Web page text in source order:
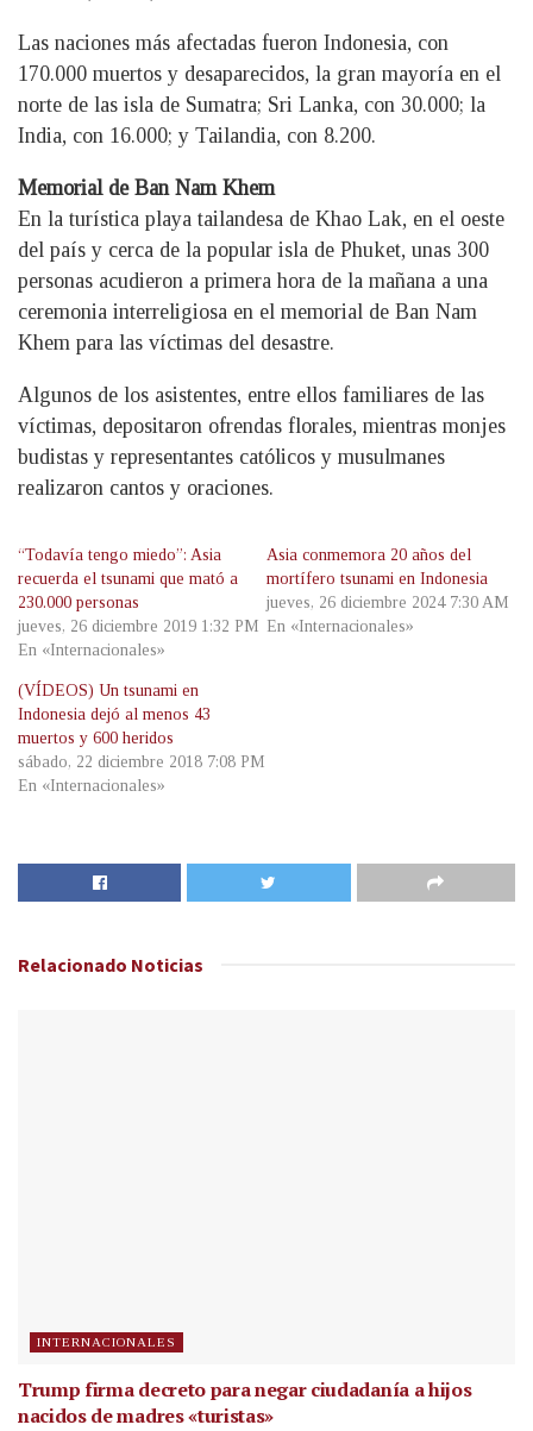
Las naciones más afectadas fueron Indonesia, con
170.000 muertos y desaparecidos, la gran mayoría en el
norte de las isla de Sumatra; Sri Lanka, con 30.000; la
India, con 16.000; y Tailandia, con 8.200.
Memorial de Ban Nam Khem
En la turística playa tailandesa de Khao Lak, en el oeste
del país y cerca de la popular isla de Phuket, unas 300
personas acudieron a primera hora de la mañana a una
ceremonia interreligiosa en el memorial de Ban Nam
Khem para las víctimas del desastre.
Algunos de los asistentes, entre ellos familiares de las
víctimas, depositaron ofrendas florales, mientras monjes
budistas y representantes católicos y musulmanes
realizaron cantos y oraciones.
“Todavía tengo miedo”: Asia
recuerda el tsunami que mató a
230.000 personas
jueves, 26 diciembre 2019 1:32 PM
En «Internacionales»
Asia conmemora 20 años del
mortífero tsunami en Indonesia
jueves, 26 diciembre 2024 7:30 AM
En «Internacionales»
(VÍDEOS) Un tsunami en
Indonesia dejó al menos 43
muertos y 600 heridos
sábado, 22 diciembre 2018 7:08 PM
En «Internacionales»
Relacionado Noticias
INTERNACIONALES
Trump firma decreto para negar ciudadanía a hijos
nacidos de madres «turistas»